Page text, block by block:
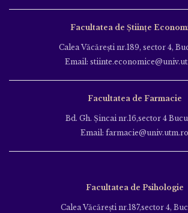
Facultatea de Științe
Calea Văcăreşti nr.189, sector 4,
Email:
Facultatea de Farmacie
Bd. Gh. Şincai nr.16,sector 4
Email: farmacie@univ.utm.ro
Facultatea de Psihologie
Calea Văcăreşti nr.187,sector 4,